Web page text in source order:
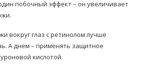
побочный эффект – он увеличивает
вокруг глаз с ретинолом лучше
А днем – применять защитное
кислотой.